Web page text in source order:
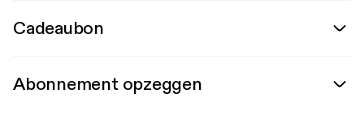
Cadeaubon
Abonnement opzeggen